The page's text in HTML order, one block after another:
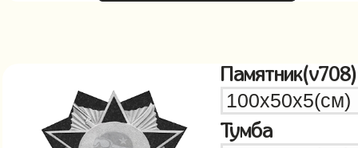
Памятник(v708)
Тумба